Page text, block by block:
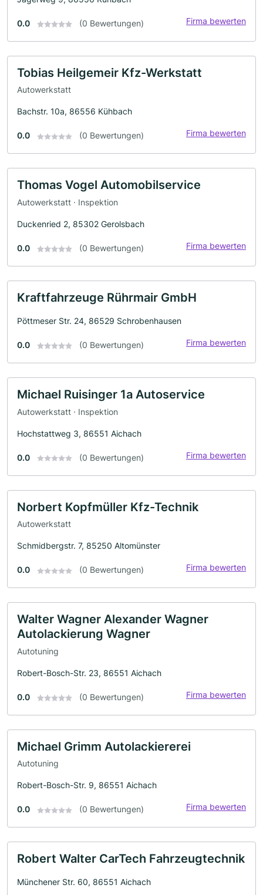
0.0 (0 Bewertungen) Firma bewerten
Tobias Heilgemeir Kfz-Werkstatt
Autowerkstatt
Bachstr. 10a, 86556 Kühbach
0.0 (0 Bewertungen) Firma bewerten
Thomas Vogel Automobilservice
Autowerkstatt · Inspektion
Duckenried 2, 85302 Gerolsbach
0.0 (0 Bewertungen) Firma bewerten
Kraftfahrzeuge Rührmair GmbH
Pöttmeser Str. 24, 86529 Schrobenhausen
0.0 (0 Bewertungen) Firma bewerten
Michael Ruisinger 1a Autoservice
Autowerkstatt · Inspektion
Hochstattweg 3, 86551 Aichach
0.0 (0 Bewertungen) Firma bewerten
Norbert Kopfmüller Kfz-Technik
Autowerkstatt
Schmidbergstr. 7, 85250 Altomünster
0.0 (0 Bewertungen) Firma bewerten
Walter Wagner Alexander Wagner
Autolackierung Wagner
Autotuning
Robert-Bosch-Str. 23, 86551 Aichach
0.0 (0 Bewertungen) Firma bewerten
Michael Grimm Autolackiererei
Autotuning
Robert-Bosch-Str. 9, 86551 Aichach
0.0 (0 Bewertungen) Firma bewerten
Robert Walter CarTech Fahrzeugtechnik
Münchener Str. 60, 86551 Aichach